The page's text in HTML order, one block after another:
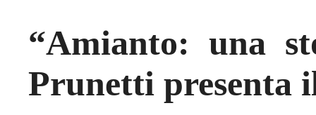
“Amianto: una
Prunetti presenta